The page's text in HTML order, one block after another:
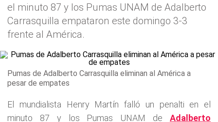
el minuto 87 y los Pumas UNAM de Adalberto
Carrasquilla empataron este domingo 3-3
frente al América.
Pumas de Adalberto Carrasquilla eliminan al América a
pesar de empates
El mundialista Henry Martín falló un penalti en el
minuto 87 y los Pumas UNAM de Adalberto